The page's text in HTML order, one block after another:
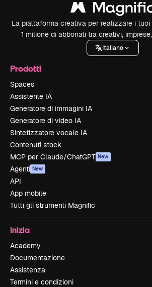
La piattaforma creativa per realizzare i
1 milione di abbonati tra creativi,
Italiano
Prodotti
Spaces
Assistente IA
Generatore di immagini IA
Generatore di video IA
Sintetizzatore vocale IA
Contenuti stock
MCP per Claude/ChatGPT New
Agenti New
API
App mobile
Tutti gli strumenti Magnific
Inizia
Academy
Documentazione
Assistenza
Termini e condizioni